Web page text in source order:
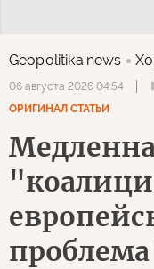
Geopolitika.news
06 августа 2026 04:54
ОРИГИНАЛ СТАТЬИ